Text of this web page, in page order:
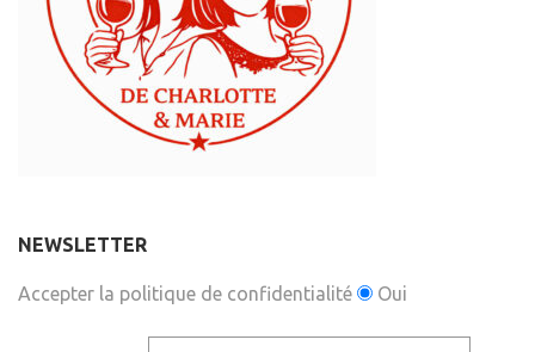
NEWSLETTER
Accepter la politique de confidentialité Oui